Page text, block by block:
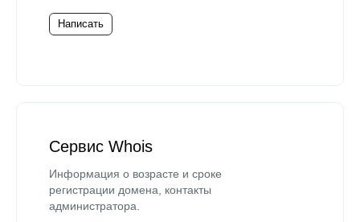
Написать
Сервис Whois
Информация о возрасте и сроке
регистрации домена, контакты
администратора.